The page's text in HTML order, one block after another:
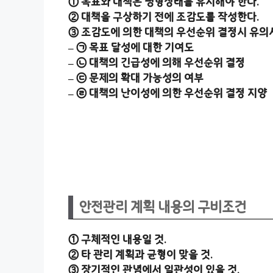
② 대책을 구상하기 전에 조감도를 작성한다.
③ 조감도에 의한 대책의 우선순위 결정시 유의
– ㉠ 목표 달성에 대한 기여도
– ㉡ 대책의 긴급성에 의해 우선순위 결정
– ㉢ 문제의 확대 가능성의 여부
– ㉣ 대책의 난이성에 의한 우선순위 결정 지양
안전관리 계획 내용의 구비조건
① 구체적인 내용일 것.
② 타 관리 계획과 균형이 맞을 것.
③ 장기적인 관념에서 일관성이 있을 것.